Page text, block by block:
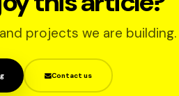
projects we are building.
Contact us